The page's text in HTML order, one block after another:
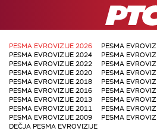
RTS
PESMA EVROVIZIJE 2026
PESMA
PESMA EVROVIZIJE 2024
PESMA
PESMA EVROVIZIJE 2022
PESMA
PESMA EVROVIZIJE 2020
PESMA
PESMA EVROVIZIJE 2018
PESMA
PESMA EVROVIZIJE 2016
PESMA
PESMA EVROVIZIJE 2013
PESMA
PESMA EVROVIZIJE 2011
PESMA
PESMA EVROVIZIJE 2009
PESMA
DEČJA PESMA EVROVIZIJE